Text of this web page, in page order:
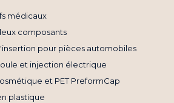
médicaux
composants
pour pièces automobiles
et injection électrique
et PET PreformCap
plastique